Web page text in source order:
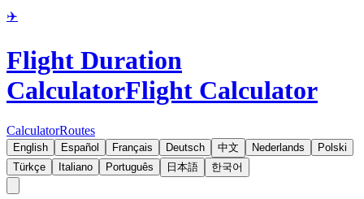
✈️
Flight Duration
CalculatorFlight Calculator
CalculatorRoutes
English Español Français Deutsch 中文 Nederlands
Polski
Türkçe
Italiano Português 日本語 한국어